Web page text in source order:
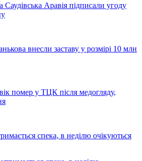
Аравія підписали угоду
внесли заставу у розмірі 10 млн
помер у ТЦК після медогляду,
спека, в неділю очікуються